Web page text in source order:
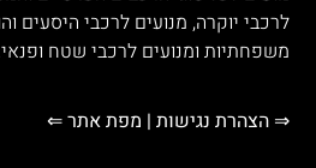
לרכבי יוקרה, מנועים לרכבי היסעים
משפחתיות ומנועים לרכבי שטח
⇒ הצהרת נגישות | מפת אתר ⇐